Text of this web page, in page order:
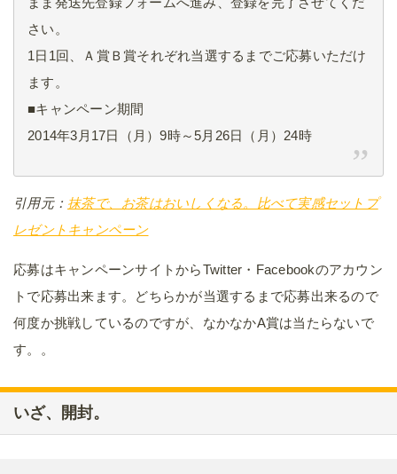
さい。
1日1回、Ａ賞Ｂ賞それぞれ当選するまでご応募いただけ
ます。
■キャンペーン期間
2014年3月17日（月）9時～5月26日（月）24時
引用元： 抹茶で、お茶はおいしくなる。比べて実感セットプ
レゼントキャンペーン
応募はキャンペーンサイトからTwitter・Facebookのアカウン
トで応募出来ます。どちらかが当選するまで応募出来るので
何度か挑戦しているのですが、なかなかA賞は当たらないで
す。。
いざ、開封。